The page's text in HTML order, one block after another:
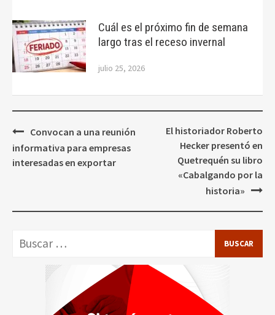
Cuál es el próximo fin de semana
largo tras el receso invernal
julio 25, 2026
Navegación
de
entradas
Convocan a una reunión
informativa para empresas
interesadas en exportar
El historiador Roberto
Hecker presentó en
Quetrequén su libro
«Cabalgando por la
historia»
Buscar: